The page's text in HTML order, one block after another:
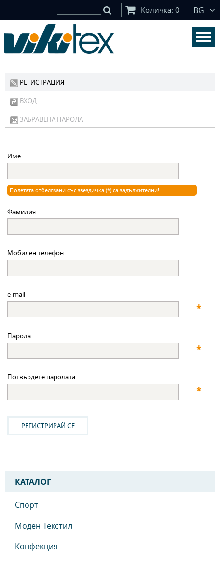
Количка: 0 BG
РЕГИСТРАЦИЯ
ВХОД
ЗАБРАВЕНА ПАРОЛА
Име
Полетата отбелязани със звездичка (*) са задължителни!
Фамилия
Мобилен телефон
e-mail
*
Парола
*
Потвърдете паролата
*
РЕГИСТРИРАЙ СЕ
КАТАЛОГ
Спорт
Моден Текстил
Конфекция